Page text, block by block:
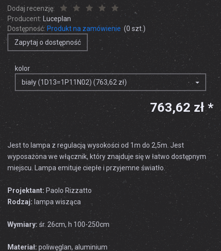
Dodaj recenzję:
Producent:
Luceplan
Dostępność: Produkt na zamówienie (0 szt.)
Zapytaj o dostępność
kolor
biały (1D13=1P11N02) (763,62 zł)
763,62 zł *
Jest to lampa z regulacją wysokości od 1m do 2,5m. Jest
wyposażona we włącznik, który znajduje się w łatwo dostępnym
miejscu. Lampa emituje ciepłe i przyjemne światło.
Projektant: Paolo Rizzatto
Rodzaj: lampa wisząca
Wymiary: śr. 26cm, h 100-250cm
Materiał: poliwęglan, aluminium